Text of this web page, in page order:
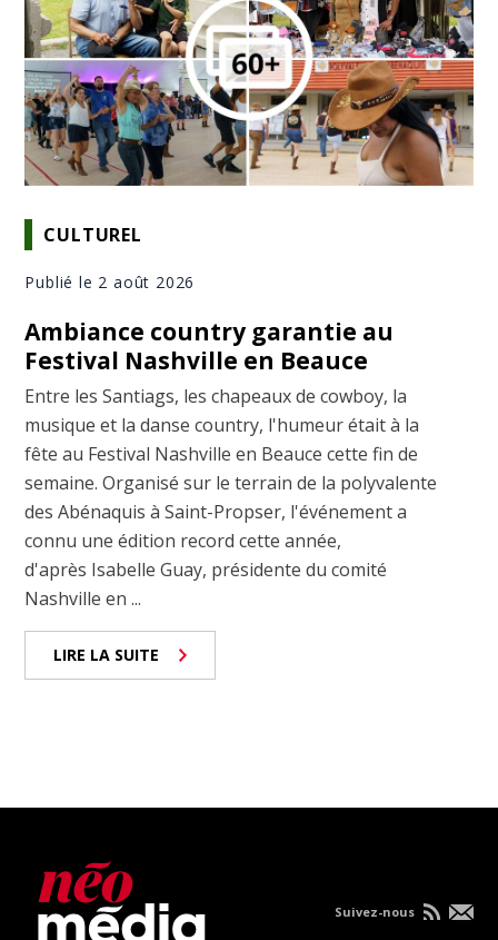
CULTUREL
Publié le 2 août 2026
Ambiance country garantie au
Festival Nashville en Beauce
Entre les Santiags, les chapeaux de cowboy, la
musique et la danse country, l'humeur était à la
fête au Festival Nashville en Beauce cette fin de
semaine. Organisé sur le terrain de la polyvalente
des Abénaquis à Saint-Propser, l'événement a
connu une édition record cette année,
d'après Isabelle Guay, présidente du comité
Nashville en ...
LIRE LA SUITE
Suivez-nous